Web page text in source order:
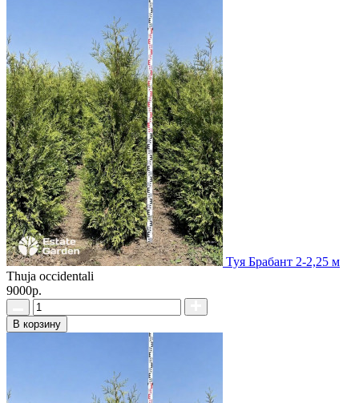
Туя Брабант 2-2,25 м
Thuja occidentali
9000р.
В корзину